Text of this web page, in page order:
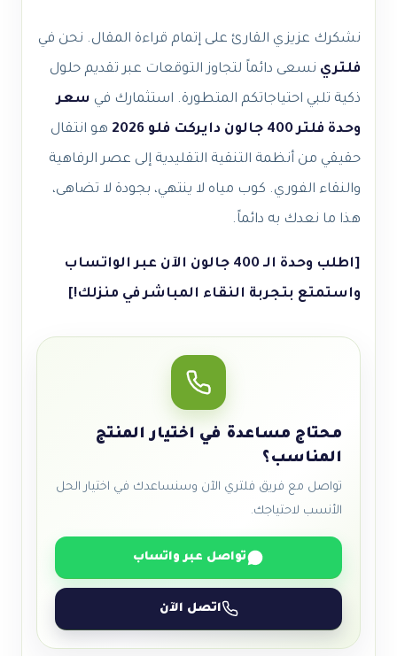
نشكرك عزيزي القارئ على إتمام قراءة المقال. نحن في
فلتري نسعى دائماً لتجاوز التوقعات عبر تقديم حلول
ذكية تلبي احتياجاتكم المتطورة. استثمارك في سعر
وحدة فلتر 400 جالون دايركت فلو 2026
هو انتقال
حقيقي من أنظمة التنقية التقليدية إلى عصر الرفاهية
والنقاء الفوري. كوب مياه لا ينتهي، بجودة لا تضاهى،
هذا ما نعدك به دائماً.
[اطلب وحدة الـ 400 جالون الآن عبر الواتساب
واستمتع بتجربة النقاء المباشر في منزلك!]
محتاج مساعدة في اختيار المنتج
المناسب؟
تواصل مع فريق فلتري الآن وسنساعدك في اختيار الحل
الأنسب لاحتياجك.
تواصل عبر واتساب
اتصل الآن